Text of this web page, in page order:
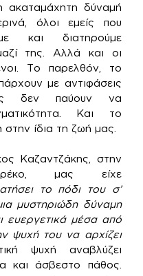
ακαταμάχητη δύναμή
όλοι εμείς που
και διατηρούμε
της. Αλλά και οι
Το παρελθόν, το
με αντιφάσεις
δεν παύουν να
Και το
ίδια τη ζωή μας.
Καζαντζάκης, στην
μας είχε
το πόδι του σ’
μυστηριώδη δύναμη
ευεργετικά μέσα από
ψυχή του να αρχίζει
ψυχή αναβλύζει
και άσβεστο πάθος.